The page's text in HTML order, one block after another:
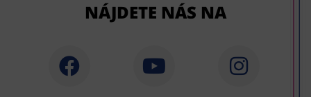
NÁJDETE NÁS NA